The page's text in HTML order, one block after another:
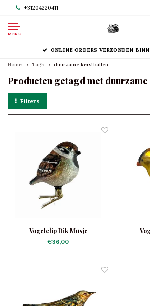
+31204220411
MENU
ONLINE ORDERS VERZONDEN
Home Tags duurzame kerstballen
Producten getagd met
Filters
Vogelclip Dik Musje
€36,00